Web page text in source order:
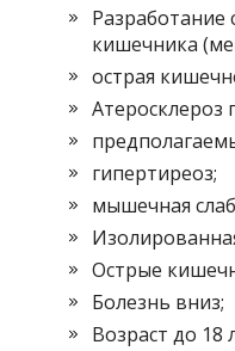
кишечника
острая
Атеросклероз
гипертиреоз;
мышечная
Острые
Болезнь вниз;
Возраст до 18